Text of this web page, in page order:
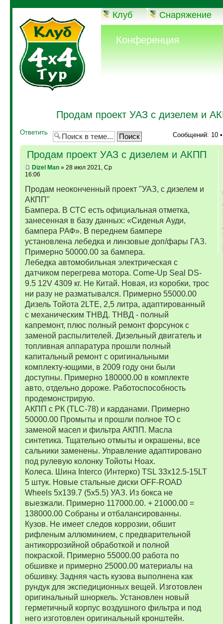
Клуб Снаряжение
Конференция
Продам проект УАЗ с дизелем и
Ответить Сообщений: 10
Продам проект УАЗ с дизелем и АКПП
Dizel Man» 28 июл 2021, Ср
16:06
Продам неоконченный проект "УАЗ, с дизелем и
АКПП"
Бампера. В СТС есть официальная отметка,
занесенная в базу данных: «Сиденья Ауди,
бампера РАФ». В переднем бампере
установлена лебедка и линзовые доп/фары ГАЗ.
Примерно 50000.00 за бампера.
Лебедка автомобильная электрическая с
датчиком перегрева мотора. Come-Up Seal DS-
9.5 12V 4309 кг. Не Китай. Новая, из коробки, трос
ни разу не разматывался. Примерно 55000.00
Дизель Тойота 2LTE, 2,5 литра, адаптированный
с механическим ТНВД. ТНВД - полный
капремонт, плюс полный ремонт форсунок с
заменой распылителей. Дизельный двигатель и
топливная аппаратура прошли полный
капитальный ремонт с оригинальными
комплекту-ющими, в 2009 году они были
доступны. Примерно 180000.00 в комплекте
авто, отдельно дороже. Работоспособность
продемонстрирую.
АКПП с РК (TLC-78) и карданами. Примерно
50000.00 Промыты и прошли полное ТО с
заменой масел и фильтра АКПП. Масла
синтетика. Тщательно отмыты и окрашены, все
сальники заменены. Управление адаптировано
под рулевую колонку Тойоты Ноах.
Колеса. Шина Interco (Интерко) TSL 33x12.5-15LT
5 штук. Новые стальные диски OFF-ROAD
Wheels 5x139.7 (5x5.5) УАЗ. Из бокса не
выезжали. Примерно 117000.00. + 21000.00 =
138000.00 Собраны и отбалансированны.
Кузов. Не имеет следов коррозии, обшит
рифленым аллюминием, с предварительной
антикоррозийной обработкой и полной
покраской. Примерно 55000.00 работа по
обшивке и примерно 25000.00 материалы на
обшивку. Задняя часть кузова выполнена как
рундук для экспедиционных вещей. Изготовлен
оригинальный шноркель. Установлен новый
герметичный корпус воздушного фильтра и под
него изготовлен оригинальный кронштейн.